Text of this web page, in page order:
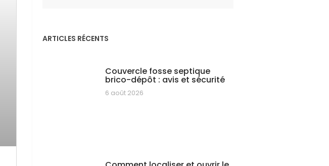
ARTICLES RÉCENTS
Couvercle fosse septique
brico-dépôt : avis et sécurité
6 août 2026